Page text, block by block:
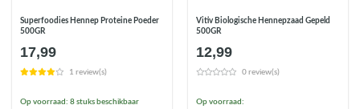
Superfoodies Hennep Proteine Poeder
500GR
17,99
1 review(s)
Op voorraad: 8 stuks beschikbaar
Vitiv Biologische Hennepzaad Gepeld
500GR
12,99
0 review(s)
Op voorraad: